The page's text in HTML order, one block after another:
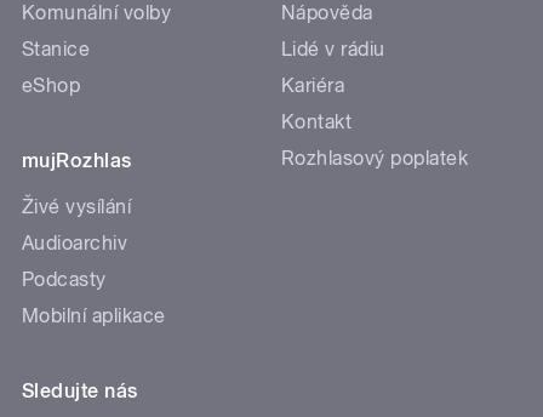
Komunální volby
Stanice
eShop
mujRozhlas
Živé vysílání
Audioarchiv
Podcasty
Mobilní aplikace
Nápověda
Lidé v rádiu
Kariéra
Kontakt
Rozhlasový poplatek
Sledujte nás